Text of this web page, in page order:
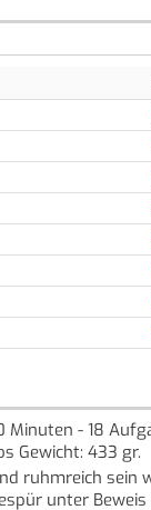
Minuten - 18
Gewicht: 433 gr.
ruhmreich sein
unter